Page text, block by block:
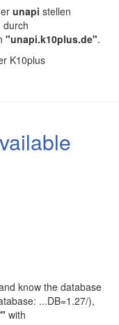
unapi stellen
durch
"unapi.k10plus.de".
K10plus
know the database
...DB=1.27/),
with